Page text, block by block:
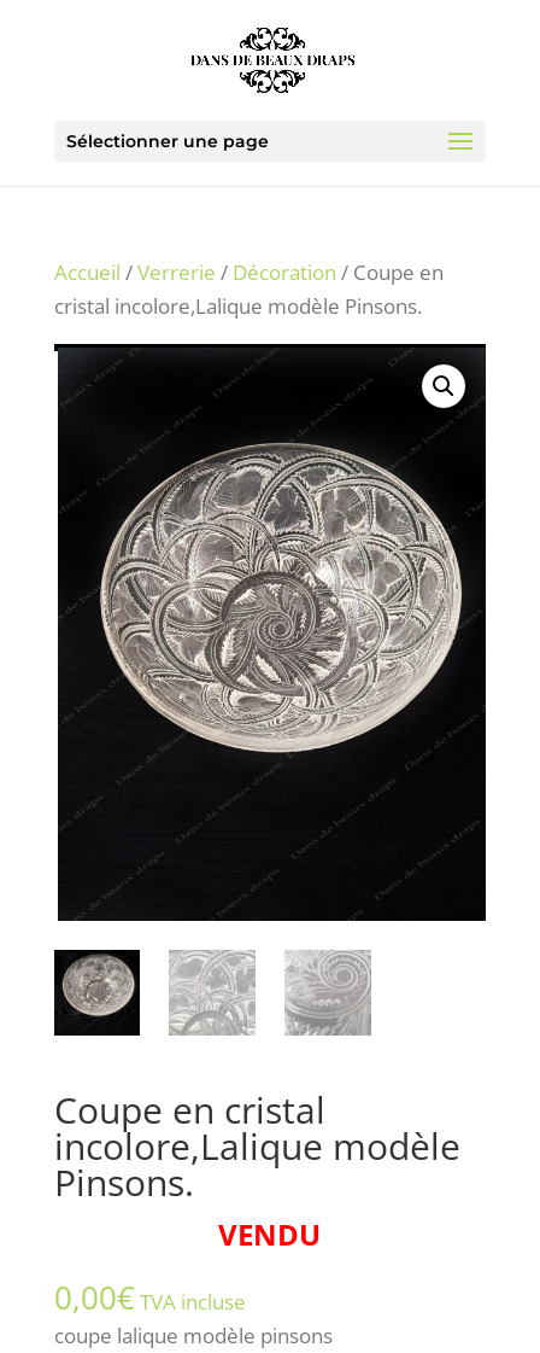
Sélectionner une page
Accueil /Verrerie / Décoration / Coupe en
cristal incolore,Lalique modèle Pinsons.
Coupe en cristal
incolore,Lalique modèle
Pinsons.
VENDU
0,00€TVA incluse
coupe lalique modèle pinsons